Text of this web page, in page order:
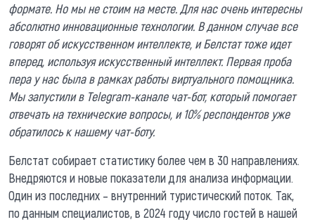
формате. Но мы не стоим на месте. Для нас очень интересны
абсолютно инновационные технологии. В данном случае все
говорят об искусственном интеллекте, и Белстат тоже идет
вперед, используя искусственный интеллект. Первая проба
пера у нас была в рамках работы виртуального помощника.
Мы запустили в Telegram-канале чат-бот, который помогает
отвечать на технические вопросы, и 10% респондентов уже
обратилось к нашему чат-боту.
Белстат собирает статистику более чем в 30 направлениях.
Внедряются и новые показатели для анализа информации.
Один из последних – внутренний туристический поток. Так,
по данным специалистов, в 2024 году число гостей в нашей